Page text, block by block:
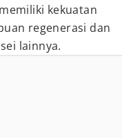
kekuatan
regenerasi dan
lainnya.